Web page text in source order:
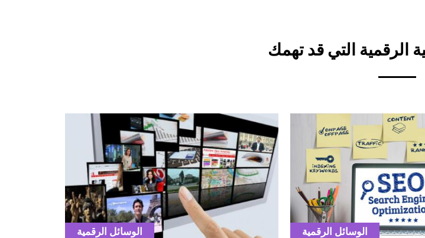
الرقمية التي قد تهمك
Catégorie
الوسائل الرقمية
Cover
illustration
Catégorie
الوسائل الرقمية